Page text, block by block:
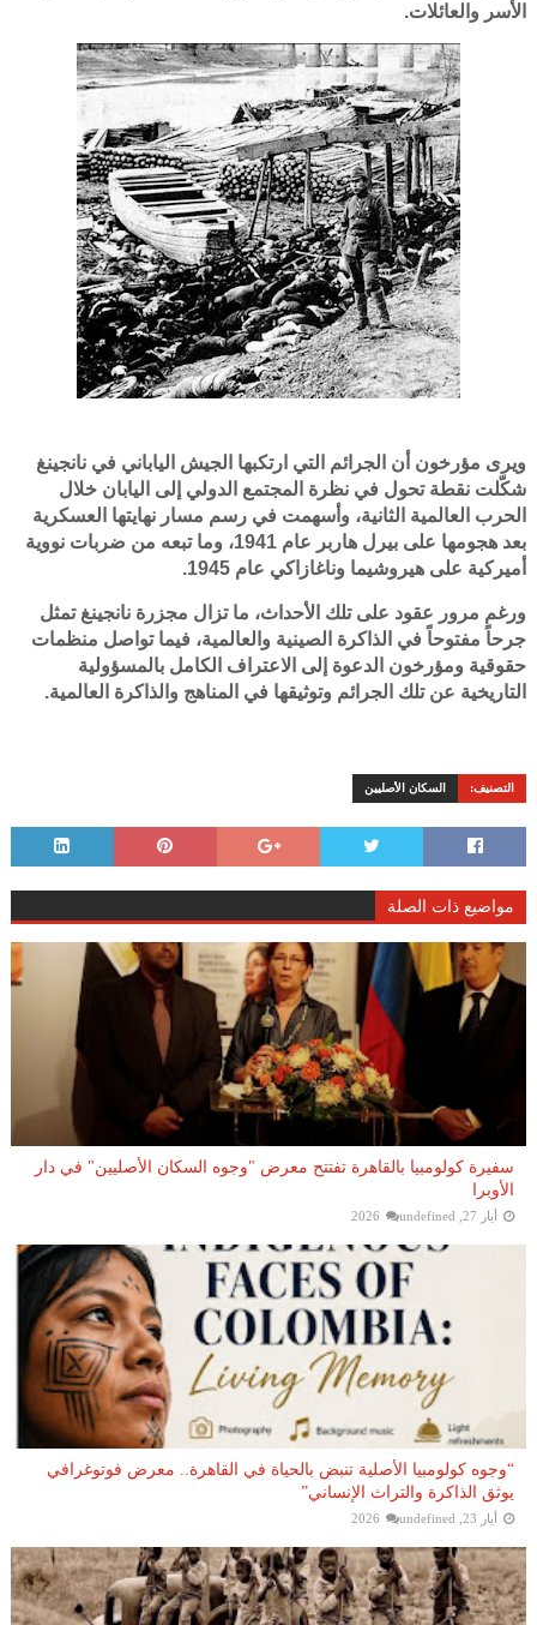
الأسر والعائلات.
ويرى مؤرخون أن الجرائم التي ارتكبها الجيش الياباني في نانجينغ
شكّلت نقطة تحول في نظرة المجتمع الدولي إلى اليابان خلال
الحرب العالمية الثانية، وأسهمت في رسم مسار نهايتها العسكرية
بعد هجومها على بيرل هاربر عام 1941، وما تبعه من ضربات نووية
أميركية على هيروشيما وناغازاكي عام 1945.
ورغم مرور عقود على تلك الأحداث، ما تزال مجزرة نانجينغ تمثل
جرحاً مفتوحاً في الذاكرة الصينية والعالمية، فيما تواصل منظمات
حقوقية ومؤرخون الدعوة إلى الاعتراف الكامل بالمسؤولية
التاريخية عن تلك الجرائم وتوثيقها في المناهج والذاكرة العالمية.
التصنيف: السكان الأصليين
مواضيع ذات الصلة
سفيرة كولومبيا بالقاهرة تفتتح معرض "وجوه السكان الأصليين" في دار
الأوبرا
أيار 27, 2026 undefined
“وجوه كولومبيا الأصلية تنبض بالحياة في القاهرة.. معرض فوتوغرافي
يوثق الذاكرة والتراث الإنساني”
أيار 23, 2026 undefined